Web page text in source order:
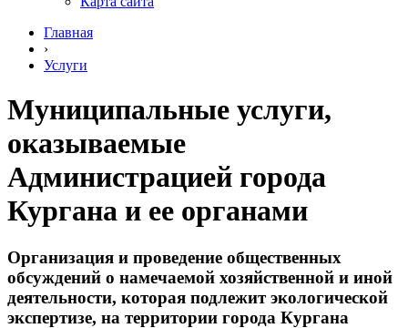
Главная
›
Услуги
Муниципальные услуги,
оказываемые
Администрацией города
Кургана и ее органами
Организация и проведение общественных
обсуждений о намечаемой хозяйственной и иной
деятельности, которая подлежит экологической
экспертизе, на территории города Кургана